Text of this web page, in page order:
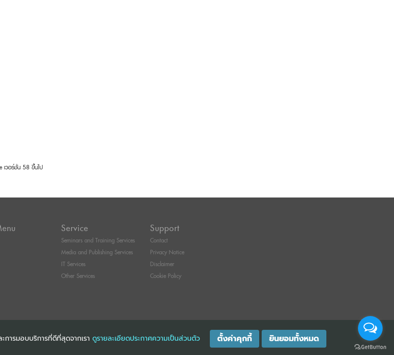
เวอร์ชั่น 58 ขึ้นไป
Service
Seminars and Training Services
Media and Publishing Services
IT Services
Other Services
Support
Contact
Privacy Notice
Disclaimer
Cookie Policy
ALL RIGHTS RESERVED. E-COMMERCIAL REGISTRATION 0105529026680
การมอบบริการที่ดีที่สุดจากเรา ดูรายละเอียดประกาศความเป็นส่วนตัว ตั้งค่าคุกกี้ ยินยอมทั้งหมด
Message us